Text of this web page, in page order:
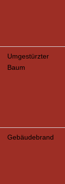
Umgestürzter
Baum
Gebäudebrand